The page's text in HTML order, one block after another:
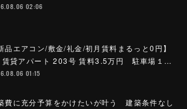
02:06
品エアコン/敷金/礼金/初月賃料まるっと0円】
賃貸アパート 203号 賃料3.5万円 駐車場１…
01:15
費に充分予算をかけたいが叶う 建築条件なし